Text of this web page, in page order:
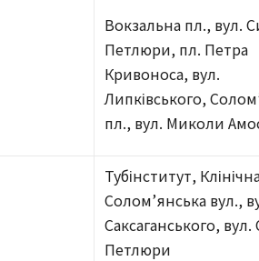
Вокзальна пл., вул.
Петлюри, пл. Петра
Кривоноса, вул.
Липківського,
пл., вул. Миколи
Тубінститут,
Солом’янська вул.,
Саксаганського,
Петлюри